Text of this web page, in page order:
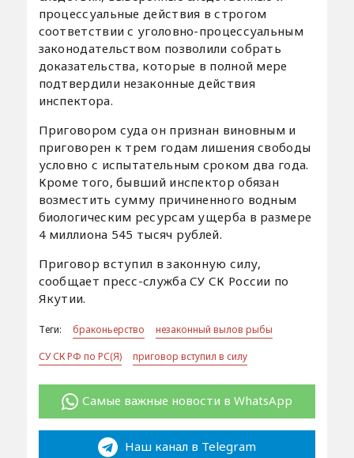
процессуальные действия в строгом
соответствии с уголовно-процессуальным
законодательством позволили собрать
доказательства, которые в полной мере
подтвердили незаконные действия
инспектора.
Приговором суда он признан виновным и
приговорен к трем годам лишения свободы
условно с испытательным сроком два года.
Кроме того, бывший инспектор обязан
возместить сумму причиненного водным
биологическим ресурсам ущерба в размере
4 миллиона 545 тысяч рублей.
Приговор вступил в законную силу,
сообщает пресс-служба СУ СК России по
Якутии.
Теги: браконьерство
незаконный вылов рыбы
СУ СК РФ по РС(Я)
приговор вступил в силу
Самые важные новости в WhatsApp
Наш канал в Telegram